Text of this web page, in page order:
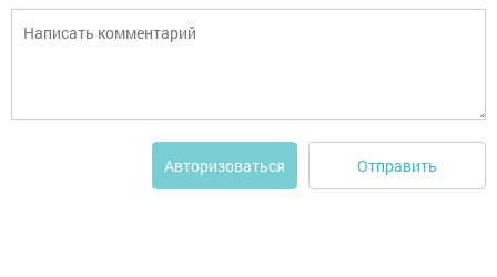
Авторизоваться Отправить